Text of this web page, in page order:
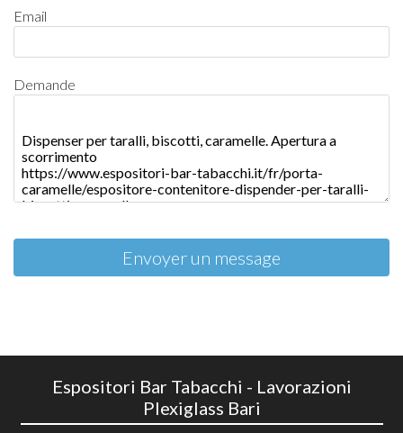
Email
Demande
Envoyer un message
Espositori Bar Tabacchi - Lavorazioni
Plexiglass Bari